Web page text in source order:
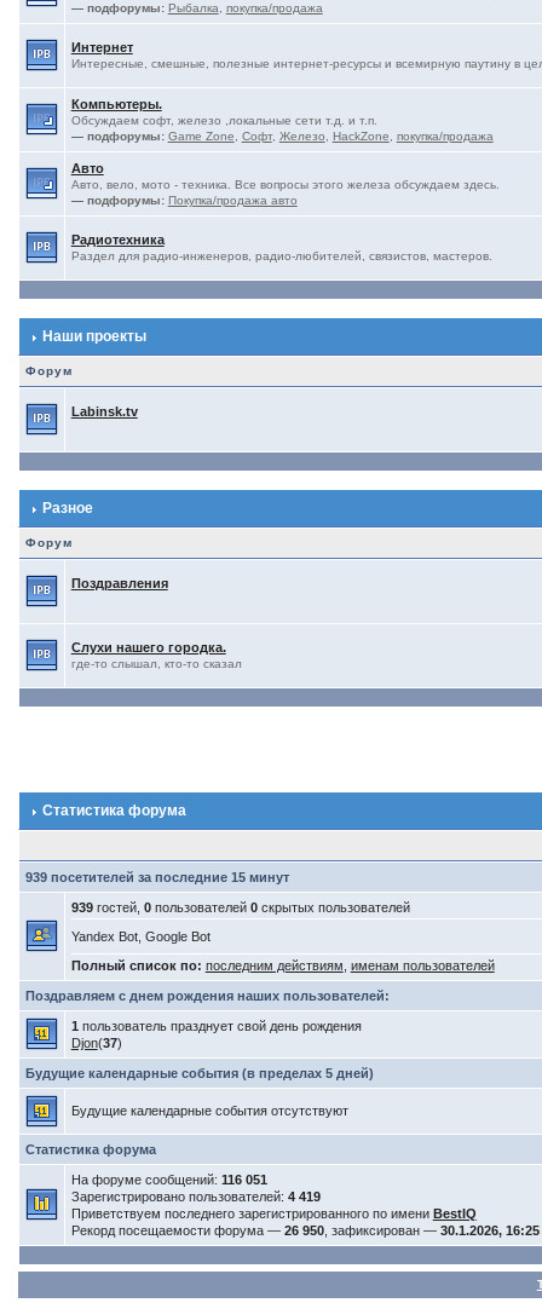
— подфорумы: Рыбалка покупка/продажа
Интернет
Интересные, смешные, полезные интернет-ресурсы и всемирную паутину в
Компьютеры.
Обсуждаем софт, железо ,локальные сети т.д. и т.п.
— подфорумы: Game Zone Софт, Железо HackZone покупка/продажа
Авто
Авто, вело, мото - техника. Все вопросы этого железа обсуждаем здесь.
— подфорумы: Покупка/продажа авто
Радиотехника
Раздел для радио-инженеров, радио-любителей, связистов, мастеров.
Наши проекты
Форум
Labinsk.tv
Разное
Форум
Поздравления
Слухи нашего городка.
где-то слышал, кто-то сказал
Статистика форума
939 посетителей за последние 15 минут
939гостей, 0пользователей 0скрытых пользователей
Yandex Bot, Google Bot
Полный список по: последним действиям именам пользователей
Поздравляем с днем рождения наших пользователей:
1 пользователь празднует свой день рождения
Djon(37)
Будущие календарные события (в пределах 5 дней)
Будущие календарные события отсутствуют
Статистика форума
На форуме сообщений: 116 051
Зарегистрировано пользователей: 4 419
Приветствуем последнего зарегистрированного по имени BestIQ
Рекорд посещаемости форума — 26 950, зафиксирован — 30.1.2026, 16:25